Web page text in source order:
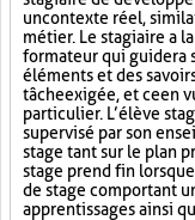
un contexte réel,
métier. Le stagiaire a
formateur qui guidera
éléments et des
tâche exigée, et ce en
particulier. L’élève
supervisé par son
stage tant sur le plan
stage prend fin
de stage comportant
apprentissages ainsi